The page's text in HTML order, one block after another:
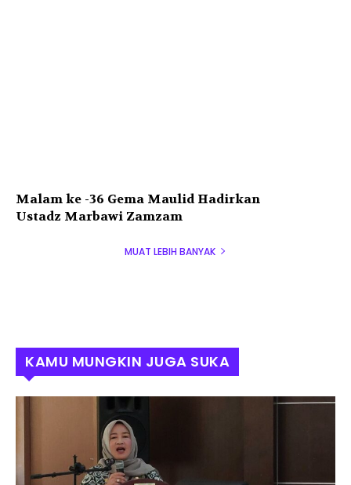
Malam ke -36 Gema Maulid Hadirkan
Ustadz Marbawi Zamzam
MUAT LEBIH BANYAK
KAMU MUNGKIN JUGA SUKA